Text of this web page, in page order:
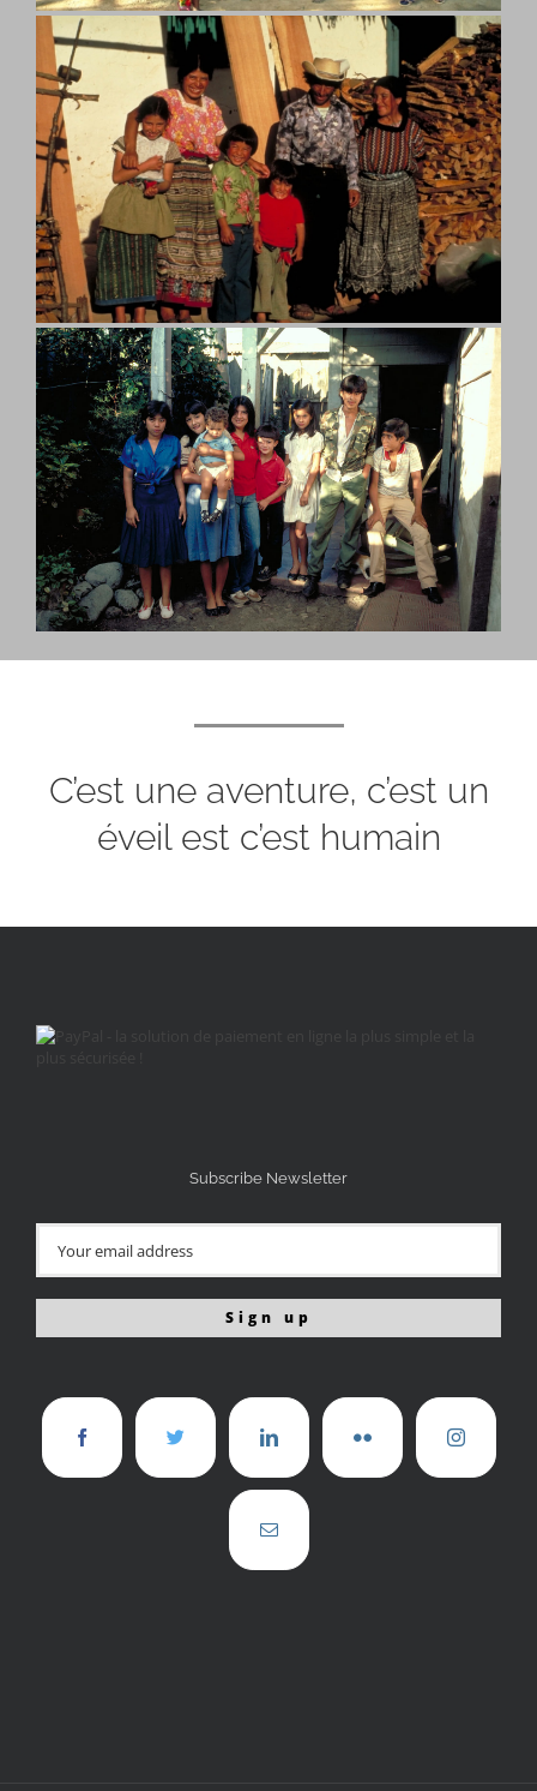
C’est une aventure, c’est un
éveil est c’est humain
Subscribe Newsletter